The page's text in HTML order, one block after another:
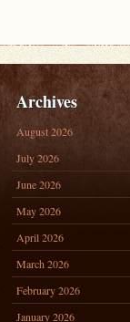
Archives
August 2026
July 2026
June 2026
May 2026
April 2026
March 2026
February 2026
January 2026